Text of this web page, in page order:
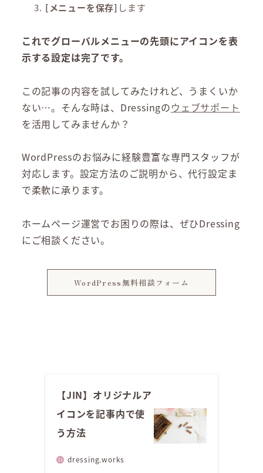
[メニューを保存] します
これでグローバルメニューの先頭にアイコンを表
示する設定は完了です。
この記事の内容を試してみたけれど、うまくいか
ない…。そんな時は、Dressingのウェブサポート
を活用してみませんか？
WordPressのお悩みに経験豊富な専門スタッフが
対応します。設定方法のご説明から、代行設定ま
で柔軟に承ります。
ホームページ運営でお困りの際は、ぜひDressing
にご相談ください。
WordPress無料相談フォーム
【JIN】オリジナルア
イコンを記事内で使
う方法
dressing.works